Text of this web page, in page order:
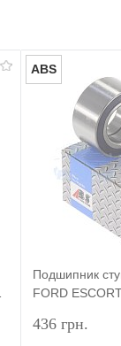
ABS
Подшипник
FORD
436 грн.